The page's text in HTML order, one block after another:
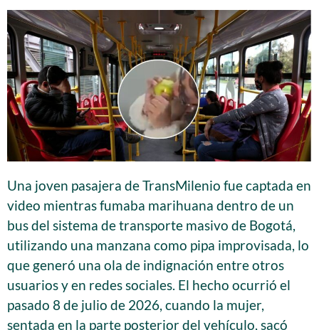
Una joven pasajera de TransMilenio fue captada en
video mientras fumaba marihuana dentro de un
bus del sistema de transporte masivo de Bogotá,
utilizando una manzana como pipa improvisada, lo
que generó una ola de indignación entre otros
usuarios y en redes sociales. El hecho ocurrió el
pasado 8 de julio de 2026, cuando la mujer,
sentada en la parte posterior del vehículo, sacó